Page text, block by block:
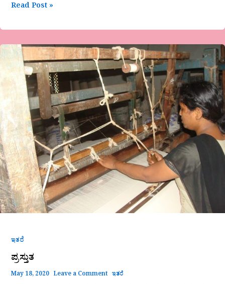
Read Post »
ಇತರೆ
ಪ್ರಸ್ತುತ
May 18, 2020 Leave a Comment ಇತರೆ
ಪ್ರಸ್ತುತ